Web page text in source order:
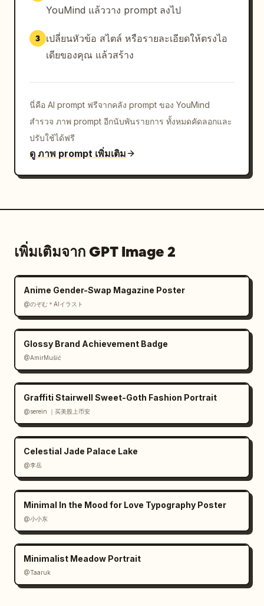
YouMind แล้ววาง prompt ลงไป
3
เปลี่ยนหัวข้อ สไตล์ หรือรายละเอียดให้ตรงไอ
เดียของคุณ แล้วสร้าง
นี่คือ AI prompt ฟรีจากคลัง prompt ของ YouMind
สำรวจ ภาพ prompt อีกนับพันรายการ ทั้งหมดคัดลอกและ
ปรับใช้ได้ฟรี
ดู ภาพ prompt เพิ่มเติม
เพิ่มเติมจาก GPT Image 2
Anime Gender-Swap Magazine Poster
@のぞむ＊AIイラスト
Glossy Brand Achievement Badge
@AmirMušić
Graffiti Stairwell Sweet-Goth Fashion Portrait
@serein ｜买美股上币安
Celestial Jade Palace Lake
@李岳
Minimal In the Mood for Love Typography Poster
@小小东
Minimalist Meadow Portrait
@Taaruk